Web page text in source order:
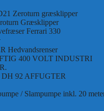
Zeroturn græsklipper
Græsklipper
Ferrari 330
Hedvandsrenser
400 VOLT INDUSTRI
92 AFFUGTER
/ Slampumpe inkl. 20